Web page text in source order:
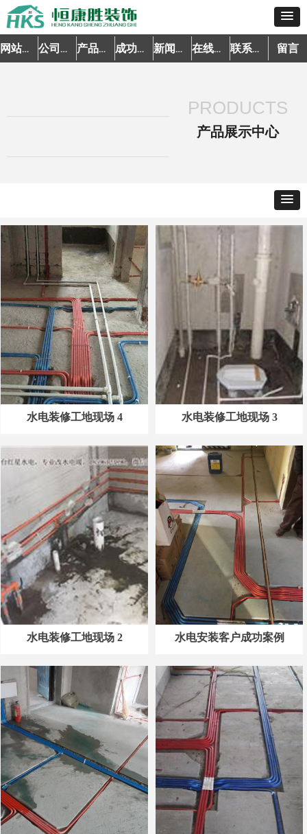
网站首页 公司简介 产品中心 成功案例 新闻资讯 在线预约 联系我们 留言
水电装修工地现场 4 水电装修工地现场 3
水电装修工地现场 2 水电安装客户成功案例
PRODUCTS
产品展示中心